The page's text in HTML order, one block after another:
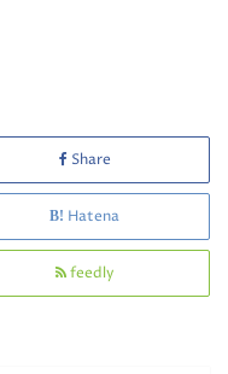
Share
Hatena
feedly